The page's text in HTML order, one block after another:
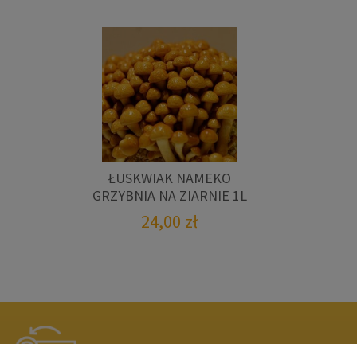
ŁUSKWIAK NAMEKO
GRZYBNIA NA ZIARNIE 1L
24,00 zł